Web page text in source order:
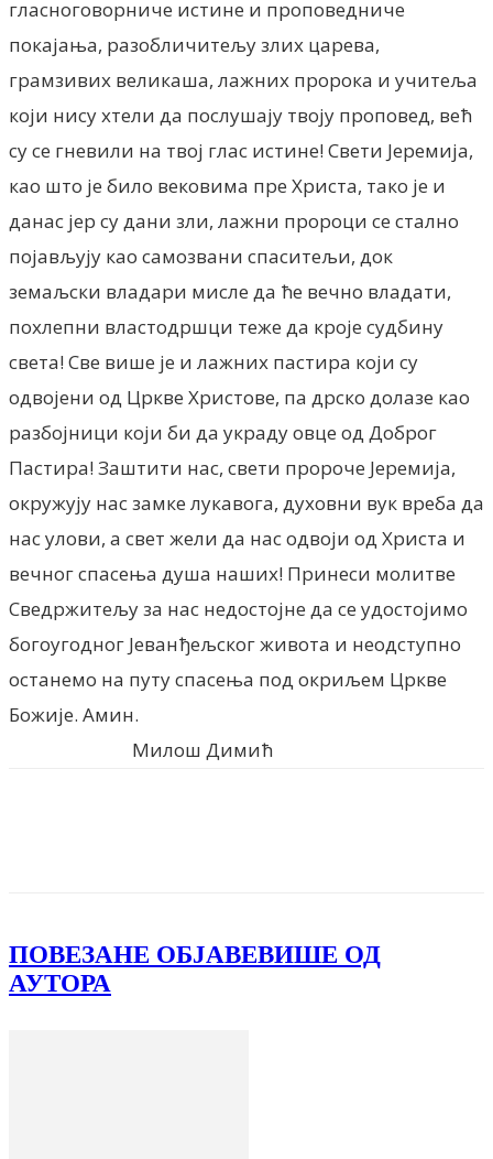
гласноговорниче истине и проповедниче
покајања, разобличитељу злих царева,
грамзивих великаша, лажних пророка и учитеља
који нису хтели да послушају твоју проповед, већ
су се гневили на твој глас истине! Свети Јеремија,
као што је било вековима пре Христа, тако је и
данас јер су дани зли, лажни пророци се стално
појављују као самозвани спаситељи, док
земаљски владари мисле да ће вечно владати,
похлепни властодршци теже да кроје судбину
света! Све више је и лажних пастира који су
одвојени од Цркве Христове, па дрско долазе као
разбојници који би да украду овце од Доброг
Пастира! Заштити нас, свети пророче Јеремија,
окружују нас замке лукавога, духовни вук вреба да
нас улови, а свет жели да нас одвоји од Христа и
вечног спасења душа наших! Принеси молитве
Сведржитељу за нас недостојне да се удостојимо
богоугодног Јеванђељског живота и неодступно
останемо на путу спасења под окриљем Цркве
Божије. Амин.
Милош Димић
ПОВЕЗАНЕ ОБЈАВЕВИШЕ ОД
АУТОРА